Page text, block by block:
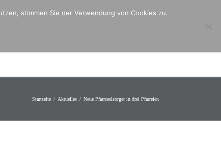
Startseite Aktuelles Neue Pfarrseelsorger in drei Pfarreien
stimmen Sie der Verwendung von Cookies zu.